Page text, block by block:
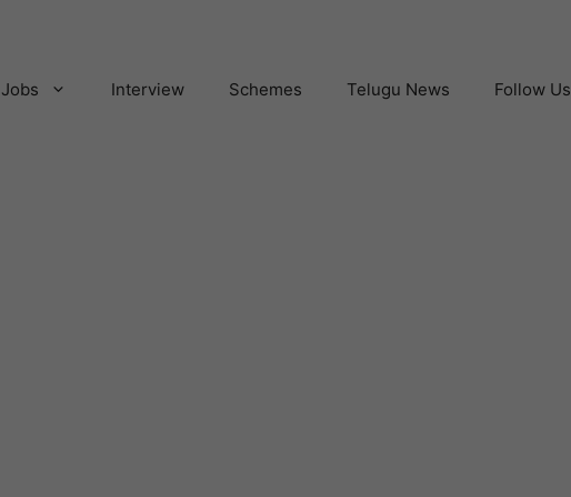
Jobs Interview Schemes Telugu News Follow Us